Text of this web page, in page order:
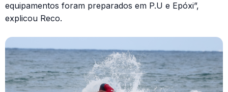
equipamentos foram preparados em P.U e Epóxi”,
explicou Reco.